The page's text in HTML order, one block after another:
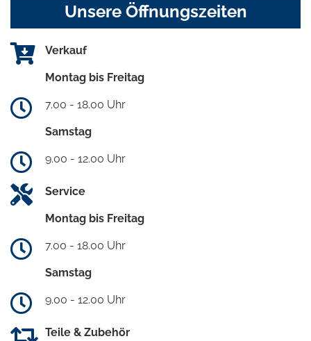
Unsere Öffnungszeiten
Verkauf
Montag bis Freitag
7.00 - 18.00 Uhr
Samstag
9.00 - 12.00 Uhr
Service
Montag bis Freitag
7.00 - 18.00 Uhr
Samstag
9.00 - 12.00 Uhr
Teile & Zubehör